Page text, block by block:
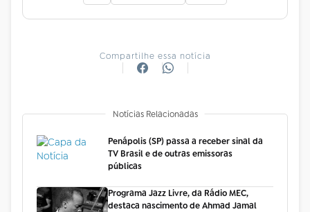
Compartilhe essa notícia
Notícias Relacionadas
Penápolis (SP) passa a receber sinal da
TV Brasil e de outras emissoras
públicas
Programa Jazz Livre, da Rádio MEC,
destaca nascimento de Ahmad Jamal